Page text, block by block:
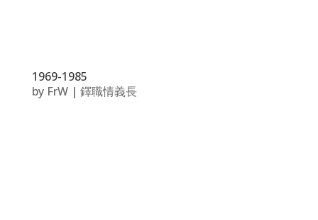
1969-1985
by FrW| 鐸職情義長